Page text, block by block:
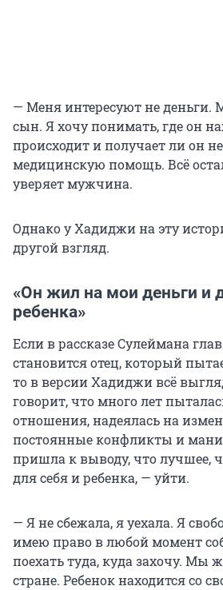
— Меня интересуют не деньги.
сын. Я хочу понимать, где он
происходит и получает ли он
медицинскую помощь. Всё
уверяет мужчина.
Однако у Хадиджи на эту
другой взгляд.
«Он жил на мои деньги и
ребенка»
Если в рассказе Сулеймана
становится отец, который
то в версии Хадиджи всё
говорит, что много лет
отношения, надеялась на
постоянные конфликты и
пришла к выводу, что лучшее,
для себя и ребенка, — уйти.
— Я не сбежала, я уехала. Я
имею право в любой момент
поехать туда, куда захочу. Мы
стране. Ребенок находится со